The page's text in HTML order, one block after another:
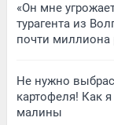
«Он мне
турагента из
почти миллиона
Не нужно
картофеля! Как
малины